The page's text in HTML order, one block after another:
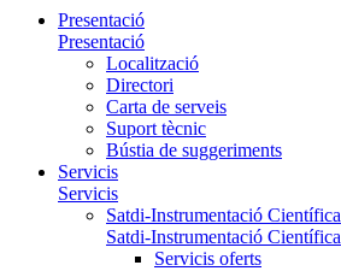
Presentació
Presentació
Localització
Directori
Carta de serveis
Suport tècnic
Bústia de suggeriments
Servicis
Servicis
Satdi-Instrumentació Científica
Satdi-Instrumentació Científica
Servicis oferts